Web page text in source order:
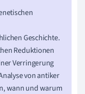
Geschichte.
Reduktionen
Verringerung
von antiker
wann und warum